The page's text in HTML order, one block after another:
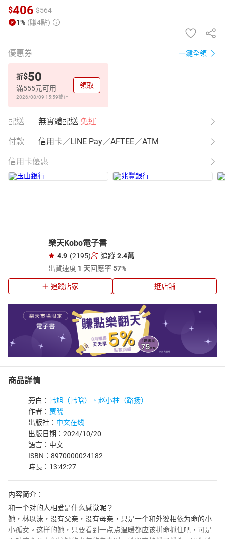
$406 $564
1% (賺4點)
優惠券 一鍵全領
折$50
滿555元可用
2026/08/09 15:59截止
領取
配送 無實體配送 免運
付款 信用卡／LINE Pay／AFTEE／ATM
信用卡優惠
樂天Kobo電子書
4.9 (2195) 追蹤 2.4萬
出貨速度 1 天回應率57%
追蹤店家 逛店舖
商品詳情
旁白： 韩旭（韩晗）、赵小柱（路扬）
作者： 贾晓
出版社： 中文在线
出版日期：2024/10/20
語言：中文
ISBN：8970000024182
時長：13:42:27
内容简介：
和一个对的人相爱是什么感觉呢？
她，林以沫，没有父亲，没有母亲，只是一个和外婆相依为命的小
小孤女。这样的她，只要看到一点点温暖都应该拼命抓住吧，可是